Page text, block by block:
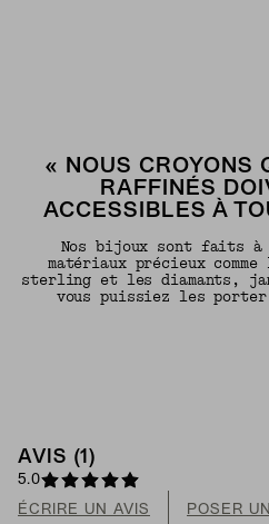
« NOUS CROYONS
RAFFINÉS
ACCESSIBLES À
Nos bijoux sont faits
matériaux précieux
sterling et les diamants,
vous puissiez les
AVIS (1)
5.0
ÉCRIRE UN AVIS POSER